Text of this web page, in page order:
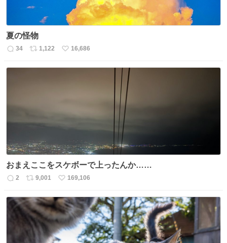
夏の怪物
返
34
リ
1,122
い
16,686
おまえここをスケボーで上ったんか……
返
数
2
リ
ス
ト
数
9,001
い
ね
数
169,106